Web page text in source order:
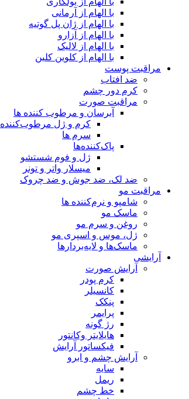
با الهام از آرمانی
با الهام از ژان پل گوتیه
با الهام از آزارو
با الهام از لالیک
با الهام از کلوین کلین
مراقبت پوست
ضد افتاب
کرم دور چشم
مراقبت صورت
آبرسان و مرطوب کننده ها
کرم و ژل مرطوب‌کننده
سرم ها
پاک‌کننده‌ها
ژل و فوم شستشو
میسلار واتر و تونر
ضد لک، ضد جوش و ضد چروک
مراقبت مو
شامپو و نرم‌کننده ها
ماسک مو
روغن و سرم مو
ژل، موس و اسپری مو
ماسک‌ها و لایه‌بردارها
آرایشی
آرایش صورت
کرم پودر
کانسیلر
پنکک
پرایمر
رژ گونه
هایلایتر وکانتور
فیکساتور آرایش
آرایش چشم و ابرو
سایه
ریمل
خط چشم